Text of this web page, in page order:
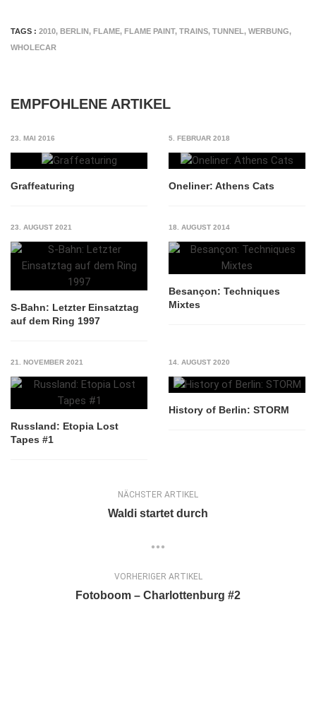
TAGS : 2010, BERLIN, FLAME, FLAME PAINT, TRAINS, TUNNEL , WERBUNG,
WHOLECAR
EMPFOHLENE ARTIKEL
23. MAI 2016
Graffeaturing
5. FEBRUAR 2018
Oneliner: Athens Cats
23. AUGUST 2021
S-Bahn: Letzter Einsatztag
auf dem Ring 1997
18. AUGUST 2014
Besançon: Techniques
Mixtes
21. NOVEMBER 2021
Russland: Etopia Lost
Tapes #1
14. AUGUST 2020
History of Berlin: STORM
NÄCHSTER ARTIKEL
Waldi startet durch
VORHERIGER ARTIKEL
Fotoboom – Charlottenburg #2